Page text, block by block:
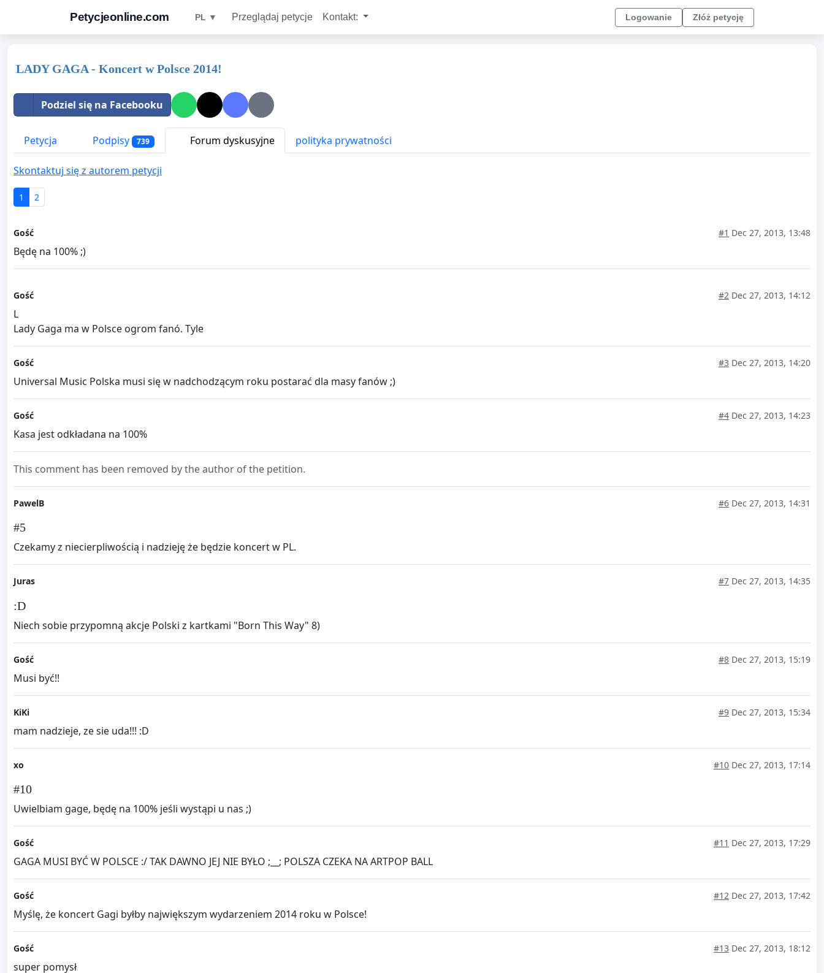
Petycjeonline.com PL ▼ Przeglądaj petycje Kontakt: Logowanie Złóż petycję
LADY GAGA - Koncert w Polsce 2014!
Podziel się na Facebooku
Petycja Podpisy 739 Forum dyskusyjne polityka prywatności
Skontaktuj się z autorem petycji
1 2
Gość #1 Dec 27, 2013, 13:48
Będę na 100% ;)
Gość #2 Dec 27, 2013, 14:12
L
Lady Gaga ma w Polsce ogrom fanó. Tyle
Gość #3 Dec 27, 2013, 14:20
Universal Music Polska musi się w nadchodzącym roku postarać dla masy fanów ;)
Gość #4 Dec 27, 2013, 14:23
Kasa jest odkładana na 100%
This comment has been removed by the author of the petition.
PawelB #6 Dec 27, 2013, 14:31
#5
Czekamy z niecierpliwością i nadzieję że będzie koncert w PL.
Juras #7 Dec 27, 2013, 14:35
:D
Niech sobie przypomną akcje Polski z kartkami "Born This Way" 8)
Gość #8 Dec 27, 2013, 15:19
Musi być!!
KiKi #9 Dec 27, 2013, 15:34
mam nadzieje, ze sie uda!!! :D
xo #10 Dec 27, 2013, 17:14
#10
Uwielbiam gage, będę na 100% jeśli wystąpi u nas ;)
Gość #11 Dec 27, 2013, 17:29
GAGA MUSI BYĆ W POLSCE :/ TAK DAWNO JEJ NIE BYŁO ;__; POLSZA CZEKA NA ARTPOP BALL
Gość #12 Dec 27, 2013, 17:42
Myślę, że koncert Gagi byłby największym wydarzeniem 2014 roku w Polsce!
Gość #13 Dec 27, 2013, 18:12
super pomysł